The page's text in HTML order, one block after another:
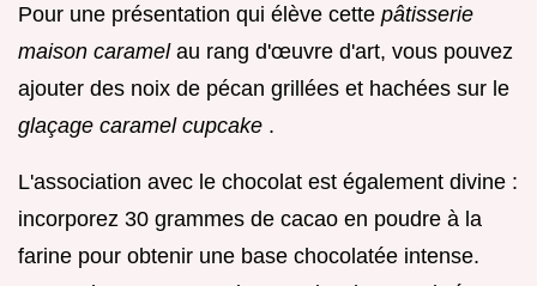
Pour une présentation qui élève cette pâtisserie
maison caramel au rang d'œuvre d'art, vous pouvez
ajouter des noix de pécan grillées et hachées sur le
glaçage caramel cupcake .
L'association avec le chocolat est également divine :
incorporez 30 grammes de cacao en poudre à la
farine pour obtenir une base chocolatée intense.